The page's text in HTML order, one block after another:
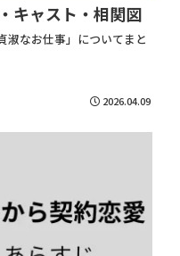
キャスト・相関図
淑なお仕事」についてまと
2026.04.09